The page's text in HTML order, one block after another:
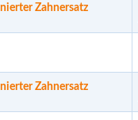
Zahnersatz
Zahnersatz